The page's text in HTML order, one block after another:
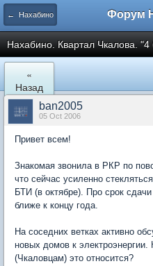
← Нахабино
Нахабино. Квартал Чкалова.
«
Назад
ban2005
05 Oct 2006
Привет всем!
Знакомая звонила в РКР по
что сейчас усиленно
БТИ (в октябре). Про срок
ближе к концу года.
На соседних ветках активно
новых домов к электроэнергии.
(Чкаловцам) это относится?